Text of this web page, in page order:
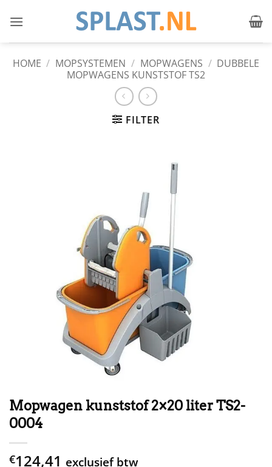
naar
HOME / MOPSYSTEMEN / MOPWAGENS / DUBBELE
MOPWAGENS KUNSTSTOF TS2
FILTER
Mopwagen kunststof 2×20 liter TS2-
0004
€124,41 exclusief btw